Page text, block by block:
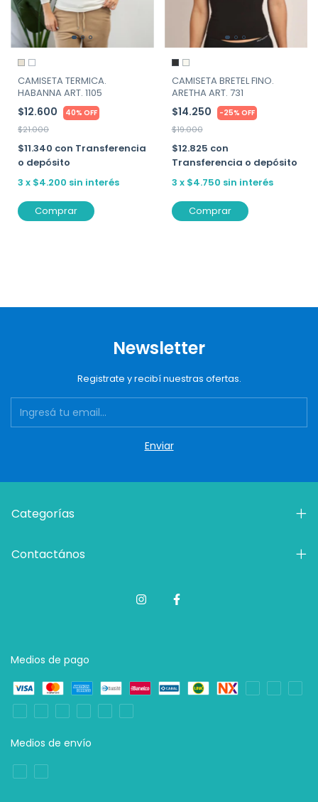
CAMISETA TERMICA.
HABANNA ART. 1105
$12.600 40% OFF
$21.000
$11.340 con Transferencia
o depósito
3 x $4.200 sin interés
Comprar
CAMISETA BRETEL FINO.
ARETHA ART. 731
$14.250 -25% OFF
$19.000
$12.825 con
Transferencia o depósito
3 x $4.750 sin interés
Comprar
Newsletter
Registrate y recibí nuestras ofertas.
Categorías
Contactános
Medios de pago
Medios de envío